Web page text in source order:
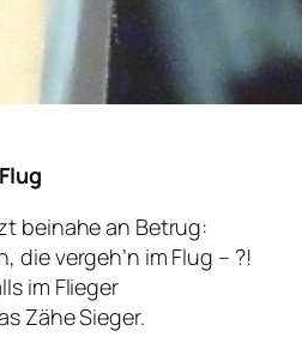
beinahe an Betrug:
die vergeh’n im Flug – ?!
im Flieger
Zähe Sieger.